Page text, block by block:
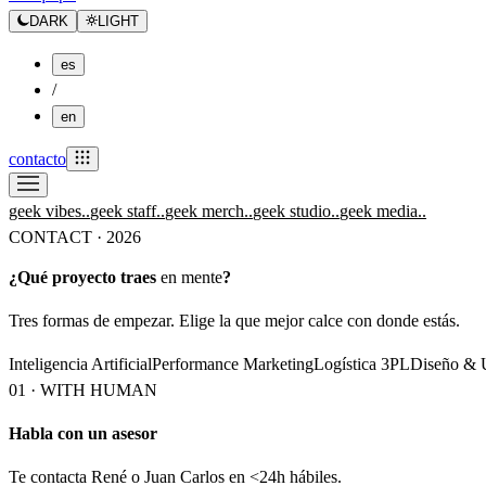
DARK LIGHT
es
/
en
contacto
geek vibes..geek staff..geek merch..geek studio..geek media..
CONTACT · 2026
¿Qué proyecto traes en mente?
Tres formas de empezar. Elige la que mejor calce con donde estás.
Inteligencia ArtificialPerformance MarketingLogística 3PLDiseño &
01 · WITH HUMAN
Habla con un asesor
Te contacta René o Juan Carlos en <24h hábiles.